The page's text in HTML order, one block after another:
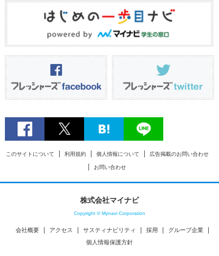
このサイトについて 利用規約 個人情報について 広告掲載のお問い合わせ
お問い合わせ
株式会社マイナビ
Copyright © Mynavi Corporation
会社概要 アクセス サスティナビリティ 採用
グループ企業
個人情報保護方針